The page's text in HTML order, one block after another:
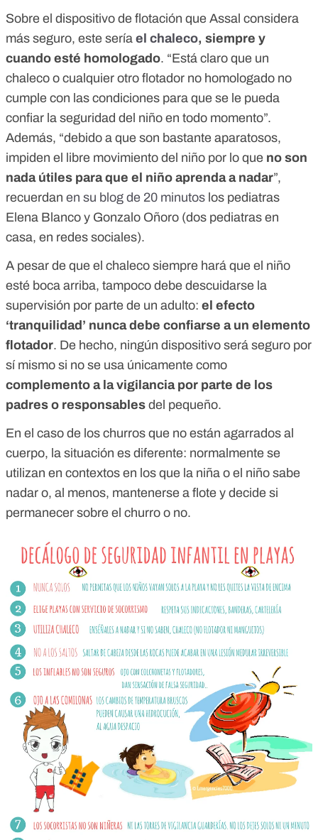
Sobre el dispositivo de flotación que Assal considera
más seguro, este sería el chaleco, siempre y
cuando esté homologado. “Está claro que un
chaleco o cualquier otro flotador no homologado no
cumple con las condiciones para que se le pueda
confiar la seguridad del niño en todo momento”.
Además, “debido a que son bastante aparatosos,
impiden el libre movimiento del niño por lo que no son
nada útiles para que el niño aprenda a nadar”,
recuerdan en su blog de 20 minutos los pediatras
Elena Blanco y Gonzalo Oñoro (dos pediatras en
casa, en redes sociales).
A pesar de que el chaleco siempre hará que el niño
esté boca arriba, tampoco debe descuidarse la
supervisión por parte de un adulto: el efecto
‘tranquilidad’ nunca debe confiarse a un elemento
flotador. De hecho, ningún dispositivo será seguro por
sí mismo si no se usa únicamente como
complemento a la vigilancia por parte de los
padres o responsables del pequeño.
En el caso de los churros que no están agarrados al
cuerpo, la situación es diferente: normalmente se
utilizan en contextos en los que la niña o el niño sabe
nadar o, al menos, mantenerse a flote y decide si
permanecer sobre el churro o no.